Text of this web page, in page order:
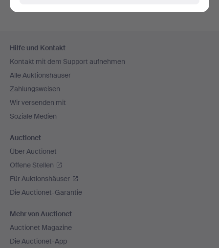
Navigation
Hilfe und Kontakt
Kontakt mit dem Support aufnehmen
Alle Auktionshäuser
Zahlungsweisen
Wir versenden mit
Soziale Medien
Auctionet
Über Auctionet
Offene Stellen
Für Auktionshäuser
Die Auctionet-Garantie
Mehr von Auctionet
Auctionet Magazine
Die Auctionet-App